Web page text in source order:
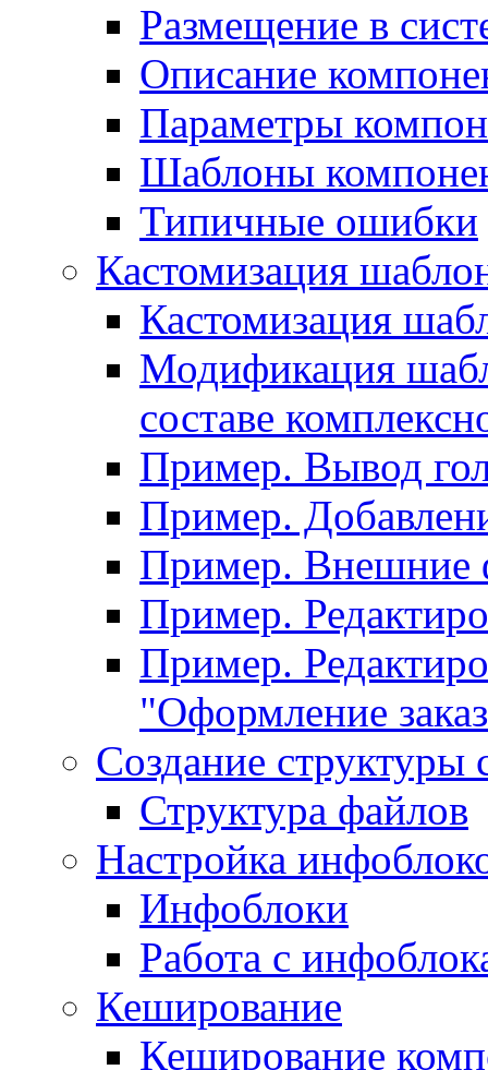
Размещение в
Описание
Параметры
Шаблоны
Типичные ошибки
Кастомизация
Кастомизация
Модификация
составе
Пример. Вывод
Пример.
Пример. Внешние
Пример.
Пример.
"Оформление
Создание структуры
Структура файлов
Настройка
Инфоблоки
Работа с
Кеширование
Кеширование